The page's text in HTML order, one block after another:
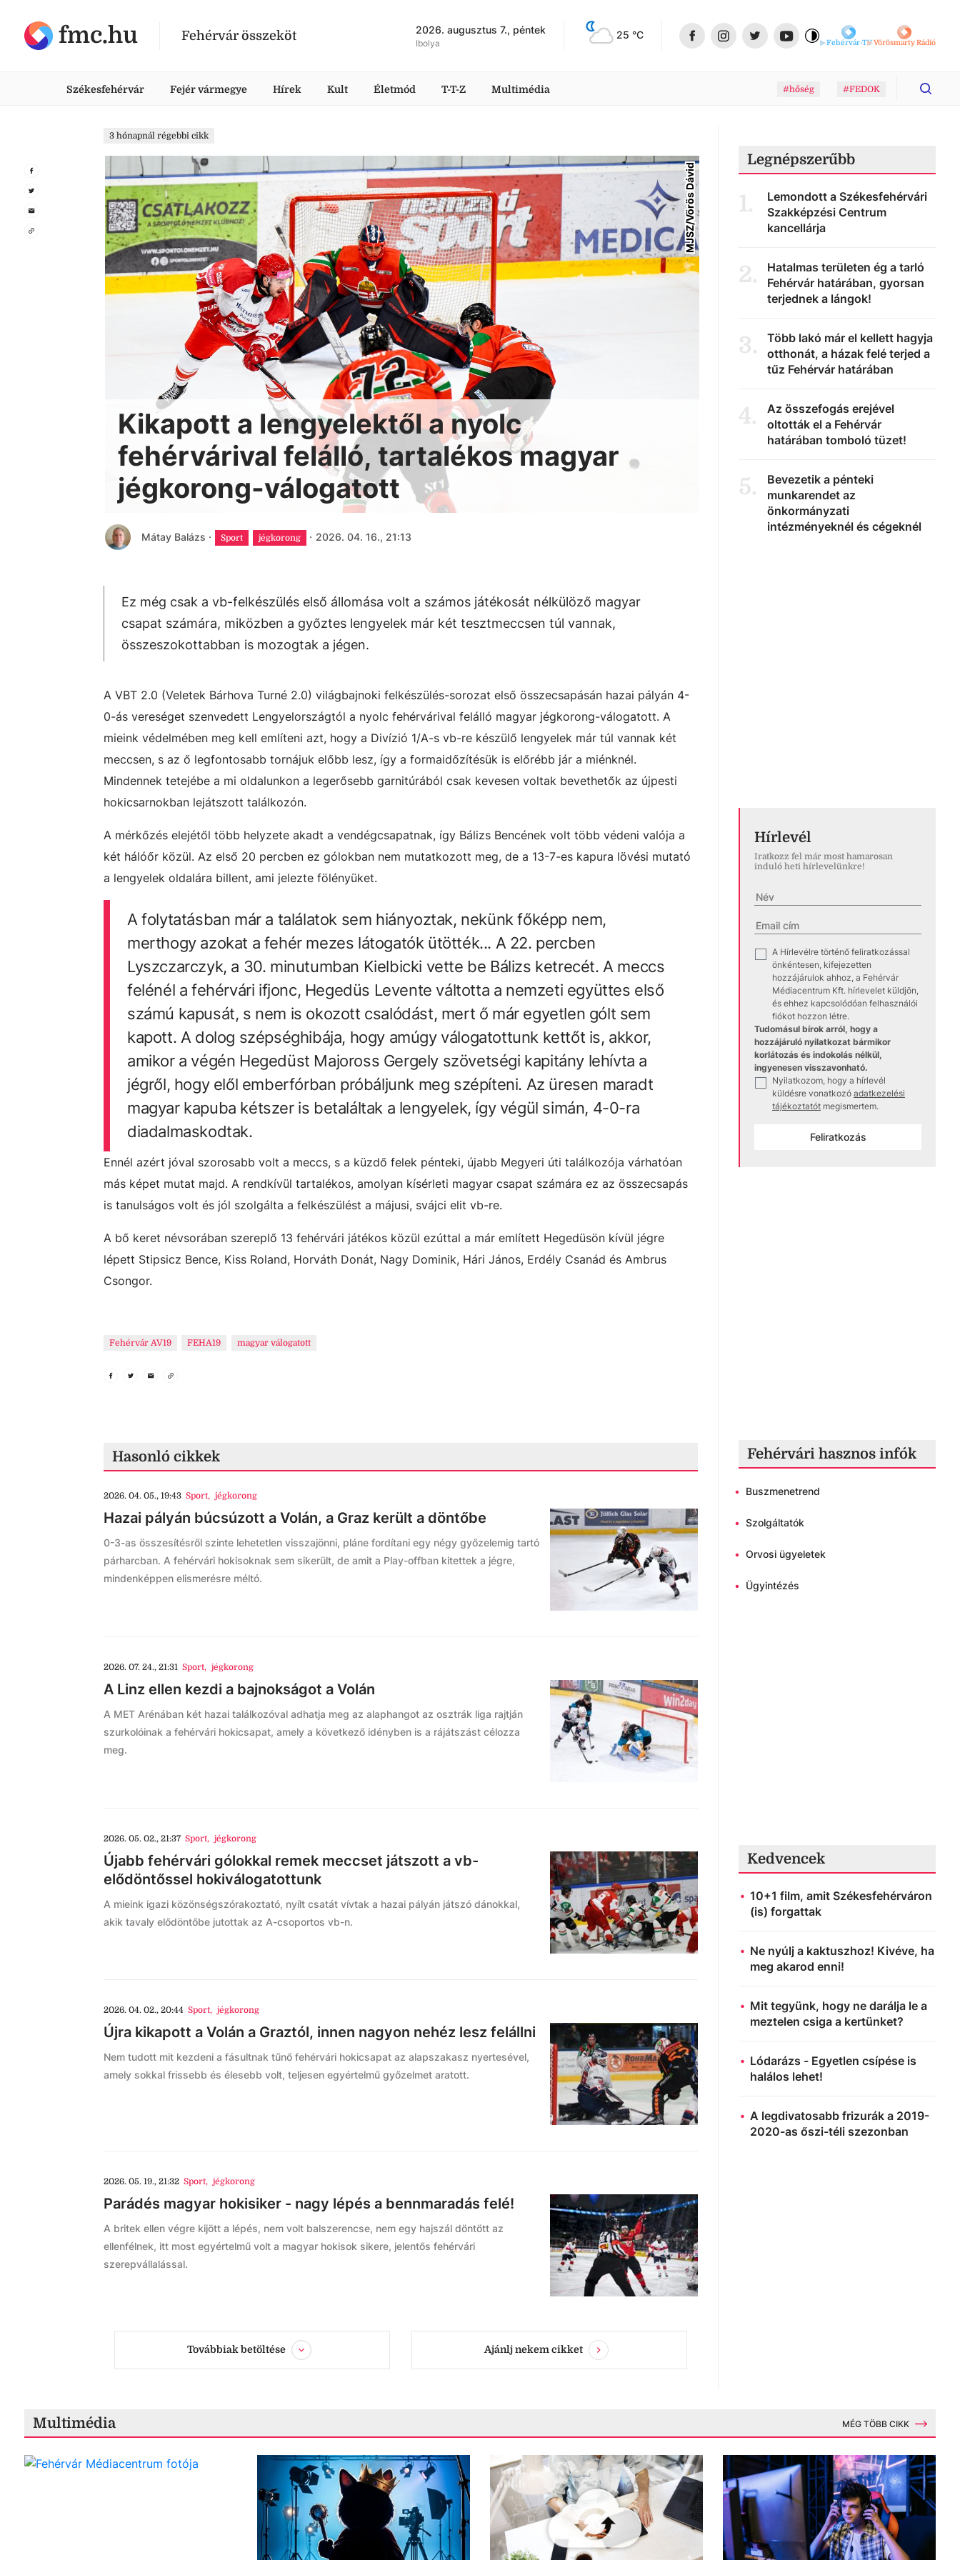
fmc.hu Fehérvár összeköt 2026. augusztus 7., péntek
Ibolya
25 °C
Fehérvár-TVVörösmarty Rádió
Székesfehérvár Fejér vármegye Hírek Kult Életmód T-T-Z Multimédia #hőség #FEDOK
3 hónapnál régebbi cikk
MJSZ/Vörös Dávid
Kikapott a lengyelektől a nyolc
fehérvárival felálló, tartalékos magyar
jégkorong-válogatott
Mátay Balázs · Sport jégkorong · 2026. 04. 16., 21:13
Ez még csak a vb-felkészülés első állomása volt a számos játékosát nélkülöző magyar
csapat számára, miközben a győztes lengyelek már két tesztmeccsen túl vannak,
összeszokottabban is mozogtak a jégen.
A VBT 2.0 (Veletek Bárhova Turné 2.0) világbajnoki felkészülés-sorozat első összecsapásán hazai pályán 4-
0-ás vereséget szenvedett Lengyelországtól a nyolc fehérvárival felálló magyar jégkorong-válogatott. A
mieink védelmében meg kell említeni azt, hogy a Divízió 1/A-s vb-re készülő lengyelek már túl vannak két
meccsen, s az ő legfontosabb tornájuk előbb lesz, így a formaidőzítésük is előrébb jár a miénknél.
Mindennek tetejébe a mi oldalunkon a legerősebb garnitúrából csak kevesen voltak bevethetők az újpesti
hokicsarnokban lejátszott találkozón.
A mérkőzés elejétől több helyzete akadt a vendégcsapatnak, így Bálizs Bencének volt több védeni valója a
két hálóőr közül. Az első 20 percben ez gólokban nem mutatkozott meg, de a 13-7-es kapura lövési mutató
a lengyelek oldalára billent, ami jelezte fölényüket.
A folytatásban már a találatok sem hiányoztak, nekünk főképp nem,
merthogy azokat a fehér mezes látogatók ütötték... A 22. percben
Lyszczarczyk, a 30. minutumban Kielbicki vette be Bálizs ketrecét. A meccs
felénél a fehérvári ifjonc, Hegedüs Levente váltotta a nemzeti együttes első
számú kapusát, s nem is okozott csalódást, mert ő már egyetlen gólt sem
kapott. A dolog szépséghibája, hogy amúgy válogatottunk kettőt is, akkor,
amikor a végén Hegedüst Majoross Gergely szövetségi kapitány lehívta a
jégről, hogy elől emberfórban próbáljunk meg szépíteni. Az üresen maradt
magyar kapuba kétszer is betaláltak a lengyelek, így végül simán, 4-0-ra
diadalmaskodtak.
Ennél azért jóval szorosabb volt a meccs, s a küzdő felek pénteki, újabb Megyeri úti találkozója várhatóan
más képet mutat majd. A rendkívül tartalékos, amolyan kísérleti magyar csapat számára ez az összecsapás
is tanulságos volt és jól szolgálta a felkészülést a májusi, svájci elit vb-re.
A bő keret névsorában szereplő 13 fehérvári játékos közül ezúttal a már említett Hegedüsön kívül jégre
lépett Stipsicz Bence, Kiss Roland, Horváth Donát, Nagy Dominik, Hári János, Erdély Csanád és Ambrus
Csongor.
Fehérvár AV19 FEHA19 magyar válogatott
Hasonló cikkek
2026. 04. 05., 19:43 Sport, jégkorong
Hazai pályán búcsúzott a Volán, a Graz került a döntőbe
0-3-as összesítésről szinte lehetetlen visszajönni, pláne fordítani egy négy győzelemig tartó
párharcban. A fehérvári hokisoknak sem sikerült, de amit a Play-offban kitettek a jégre,
mindenképpen elismerésre méltó.
2026. 07. 24., 21:31 Sport, jégkorong
A Linz ellen kezdi a bajnokságot a Volán
A MET Arénában két hazai találkozóval adhatja meg az alaphangot az osztrák liga rajtján
szurkolóinak a fehérvári hokicsapat, amely a következő idényben is a rájátszást célozza
meg.
2026. 05. 02., 21:37 Sport, jégkorong
Újabb fehérvári gólokkal remek meccset játszott a vb-
elődöntőssel hokiválogatottunk
A mieink igazi közönségszórakoztató, nyílt csatát vívtak a hazai pályán játszó dánokkal,
akik tavaly elődöntőbe jutottak az A-csoportos vb-n.
2026. 04. 02., 20:44 Sport, jégkorong
Újra kikapott a Volán a Graztól, innen nagyon nehéz lesz felállni
Nem tudott mit kezdeni a fásultnak tűnő fehérvári hokicsapat az alapszakasz nyertesével,
amely sokkal frissebb és élesebb volt, teljesen egyértelmű győzelmet aratott.
2026. 05. 19., 21:32 Sport, jégkorong
Parádés magyar hokisiker - nagy lépés a bennmaradás felé!
A britek ellen végre kijött a lépés, nem volt balszerencse, nem egy hajszál döntött az
ellenfélnek, itt most egyértelmű volt a magyar hokisok sikere, jelentős fehérvári
szerepvállalással.
Továbbiak betöltése Ajánlj nekem cikket
Legnépszerűbb
1.
Lemondott a Székesfehérvári
Szakképzési Centrum
kancellárja
2.
Hatalmas területen ég a tarló
Fehérvár határában, gyorsan
terjednek a lángok!
3.
Több lakó már el kellett hagyja
otthonát, a házak felé terjed a
tűz Fehérvár határában
4.
Az összefogás erejével
oltották el a Fehérvár
határában tomboló tüzet!
5.
Bevezetik a pénteki
munkarendet az
önkormányzati
intézményeknél és cégeknél
Hírlevél
Iratkozz fel már most hamarosan
induló heti hírlevelünkre!
✓
A Hírlevélre történő feliratkozással
önkéntesen, kifejezetten
hozzájárulok ahhoz, a Fehérvár
Médiacentrum Kft. hírlevelet küldjön,
és ehhez kapcsolódóan felhasználói
fiókot hozzon létre.
Tudomásul bírok arról, hogy a
hozzájáruló nyilatkozat bármikor
korlátozás és indokolás nélkül,
ingyenesen visszavonható.
✓
Nyilatkozom, hogy a hírlevél
küldésre vonatkozó adatkezelési
tájékoztatót megismertem.
Feliratkozás
Fehérvári hasznos infók
• Buszmenetrend
• Szolgáltatók
• Orvosi ügyeletek
• Ügyintézés
Kedvencek
10+1 film, amit Székesfehérváron
(is) forgattak
Ne nyúlj a kaktuszhoz! Kivéve, ha
meg akarod enni!
Mit tegyünk, hogy ne darálja le a
meztelen csiga a kertünket?
Lódarázs - Egyetlen csípése is
halálos lehet!
A legdivatosabb frizurák a 2019-
2020-as őszi-téli szezonban
Multimédia MÉG TÖBB CIKK